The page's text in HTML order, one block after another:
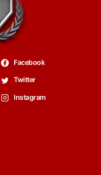
Facebook
Twitter
Instagram